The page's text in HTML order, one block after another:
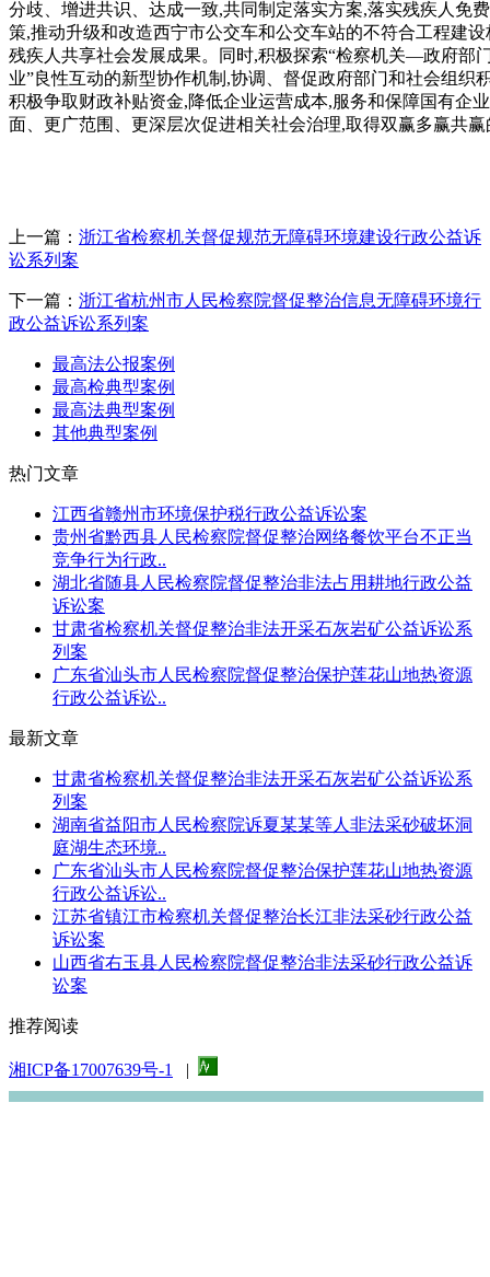
分歧、增进共识、达成一致,共同制定落实方案,落实残疾人免
策,推动升级和改造西宁市公交车和公交车站的不符合工程建
残疾人共享社会发展成果。同时,积极探索“检察机关—政府
业”良性互动的新型协作机制,协调、督促政府部门和社会组织
积极争取财政补贴资金,降低企业运营成本,服务和保障国有企
面、更广范围、更深层次促进相关社会治理,取得双赢多赢共
上一篇： 浙江省检察机关督促规范无障碍环境建设行政公益诉
讼系列案
下一篇： 浙江省杭州市人民检察院督促整治信息无障碍环境行
政公益诉讼系列案
最高法公报案例
最高检典型案例
最高法典型案例
其他典型案例
热门文章
江西省赣州市环境保护税行政公益诉讼案
贵州省黔西县人民检察院督促整治网络餐饮平台不正当
竞争行为行政..
湖北省随县人民检察院督促整治非法占用耕地行政公益
诉讼案
甘肃省检察机关督促整治非法开采石灰岩矿公益诉讼系
列案
广东省汕头市人民检察院督促整治保护莲花山地热资源
行政公益诉讼..
最新文章
甘肃省检察机关督促整治非法开采石灰岩矿公益诉讼系
列案
湖南省益阳市人民检察院诉夏某某等人非法采砂破坏洞
庭湖生态环境..
广东省汕头市人民检察院督促整治保护莲花山地热资源
行政公益诉讼..
江苏省镇江市检察机关督促整治长江非法采砂行政公益
诉讼案
山西省右玉县人民检察院督促整治非法采砂行政公益诉
讼案
推荐阅读
湘ICP备17007639号-1 |